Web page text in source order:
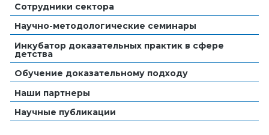
Сотрудники сектора
Научно-методологические семинары
Инкубатор доказательных практик в сфере
детства
Обучение доказательному подходу
Наши партнеры
Научные публикации